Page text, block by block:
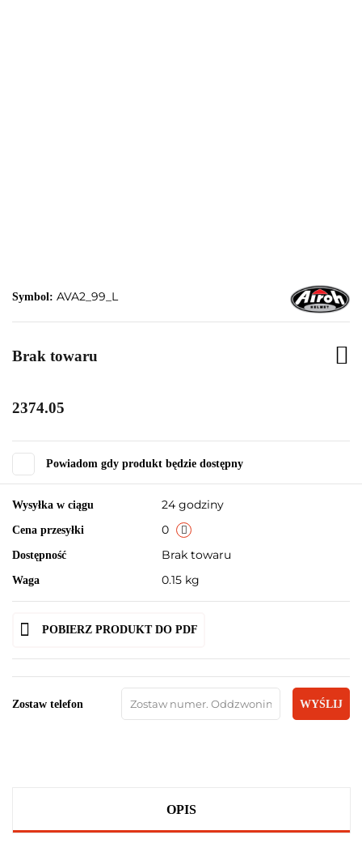
Symbol: AVA2_99_L
Brak towaru
2374.05
Powiadom gdy produkt będzie dostępny
Wysyłka w ciągu 24 godziny
Cena przesyłki 0
Dostępność Brak towaru
Waga 0.15 kg
POBIERZ PRODUKT DO PDF
Zostaw telefon WYŚLIJ
OPIS